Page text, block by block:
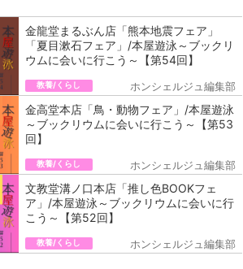
金龍堂まるぶん店「熊本地震フェア」
「夏目漱石フェア」/本屋遊泳～ブックリ
ウムに会いに行こう～【第54回】
教養/くらし ホンシェルジュ編集部
金高堂本店「鳥・動物フェア」/本屋遊泳
～ブックリウムに会いに行こう～【第53
回】
教養/くらし ホンシェルジュ編集部
文教堂溝ノ口本店「推し色BOOKフェ
ア」/本屋遊泳～ブックリウムに会いに行
こう～【第52回】
教養/くらし ホンシェルジュ編集部